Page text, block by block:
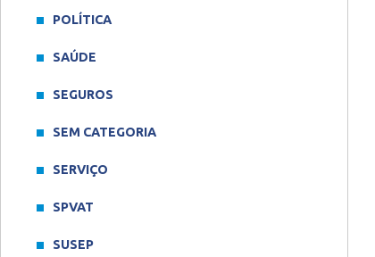
POLÍTICA
SAÚDE
SEGUROS
SEM CATEGORIA
SERVIÇO
SPVAT
SUSEP